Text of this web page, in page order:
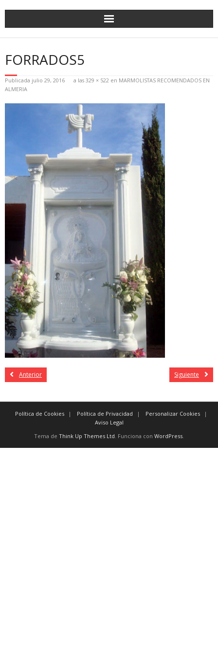
FORRADOS5
Publicada julio 29, 2016 a las 329 × 522 en MARMOLISTAS RECOMENDADOS EN
ALMERIA
Anterior Siguiente
Política de Cookies Política de Privacidad
Personalizar Cookies
Aviso Legal
Tema de Think Up Themes Ltd. Funciona con WordPress.